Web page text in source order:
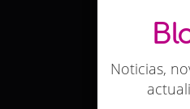
Noticias,